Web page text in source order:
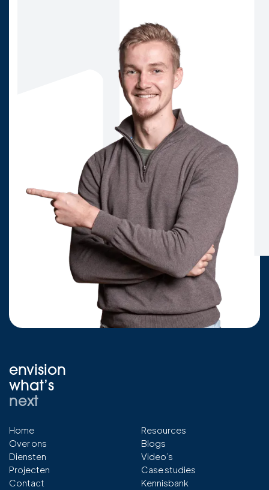
envision
what’s
next
Home
Over ons
Diensten
Projecten
Contact
Resources
Blogs
Video’s
Case studies
Kennisbank